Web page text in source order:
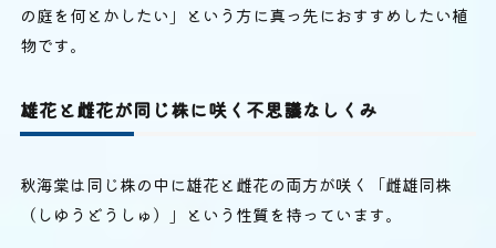
の庭を何とかしたい」という方に真っ先におすすめしたい植
物です。
雄花と雌花が同じ株に咲く不思議なしくみ
秋海棠は同じ株の中に雄花と雌花の両方が咲く「雌雄同株
（しゆうどうしゅ）」という性質を持っています。